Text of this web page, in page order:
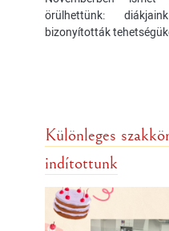
örülhettünk:
bizonyították
Különleges
indítottunk